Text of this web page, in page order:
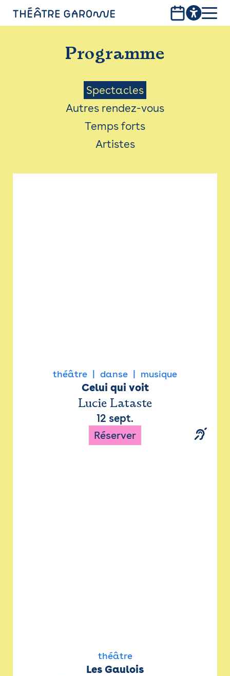
PROGRAMME
INFOS PRATIQUES
AVEC LES PUBLICS
ACCESSIBILITÉ
LES PRODUCTIONS
Programme
Menu
Saison
Spectacles
Autres rendez-vous
Temps forts
Artistes
théâtre danse musique
Celui qui voit
Lucie Lataste
12 sept.
Réserver
théâtre
Les Gaulois